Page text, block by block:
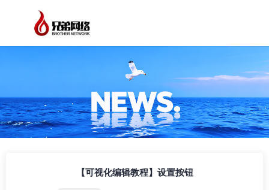
【可视化编辑教程】设置按钮